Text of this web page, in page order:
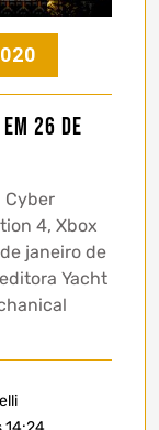
26 de
4, Xbox
janeiro de
Yacht